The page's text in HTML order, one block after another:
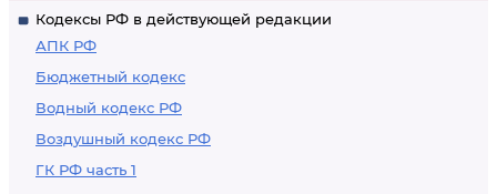
Кодексы РФ в действующей редакции
АПК РФ
Бюджетный кодекс
Водный кодекс РФ
Воздушный кодекс РФ
ГК РФ часть 1